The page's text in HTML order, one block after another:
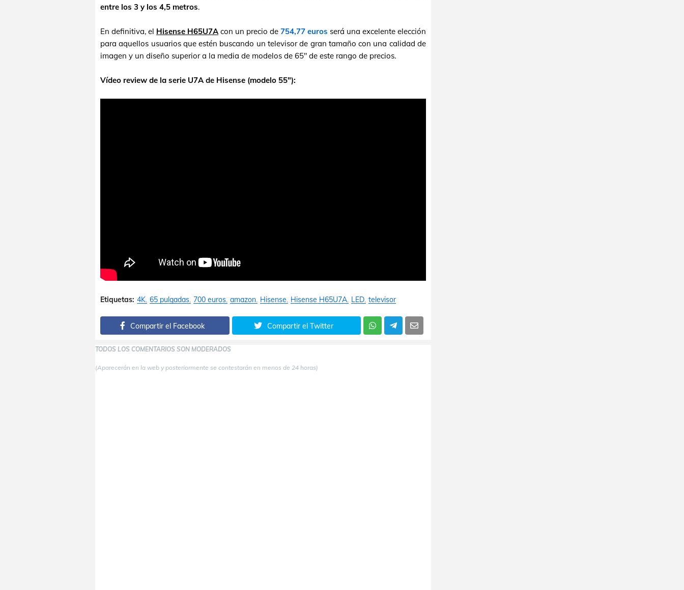
entre los 3 y los 4,5 metros.
En definitiva, el Hisense H65U7A con un precio de 754,77 euros será una excelente elección
para aquellos usuarios que estén buscando un televisor de gran tamaño con una calidad de
imagen y un diseño superior a la media de modelos de 65" de este rango de precios.
Vídeo review de la serie U7A de Hisense (modelo 55"):
Etiquetas: 4K 65 pulgadas 700 euros amazon Hisense Hisense H65U7A LED televisor
Compartir el Facebook Compartir el Twitter
TODOS LOS COMENTARIOS SON MODERADOS
(Aparecerán en la web y posteriormente se contestarán en menos de 24 horas)